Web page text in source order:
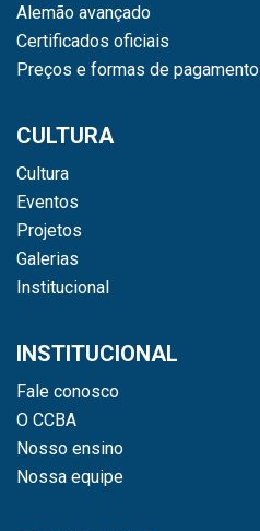
Alemão avançado
Certificados oficiais
Preços e formas de pagamento
CULTURA
Cultura
Eventos
Projetos
Galerias
Institucional
INSTITUCIONAL
Fale conosco
O CCBA
Nosso ensino
Nossa equipe